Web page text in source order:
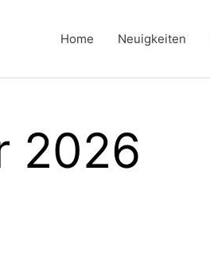
Home Neuigkeiten
2026